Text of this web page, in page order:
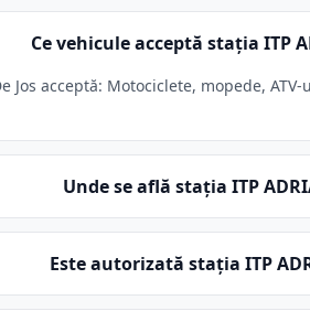
Ce vehicule acceptă stația ITP
Jos acceptă: Motociclete, mopede,
Unde se află stația ITP
Este autorizată stația ITP